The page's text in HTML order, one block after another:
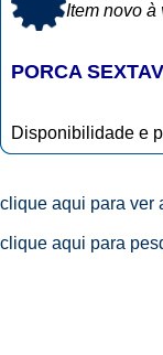
Item novo à
PORCA
Disponibilidade e
clique aqui para ver
clique aqui para